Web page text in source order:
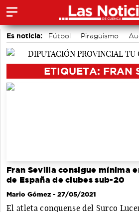
Es noticia: Fútbol Piragüismo
Área de Deportes
ETIQUETA: FRAN
Fran Sevilla consigue mínima
de España de clubes sub-20
Mario Gómez - 27/05/2021
El atleta conquense del Surco